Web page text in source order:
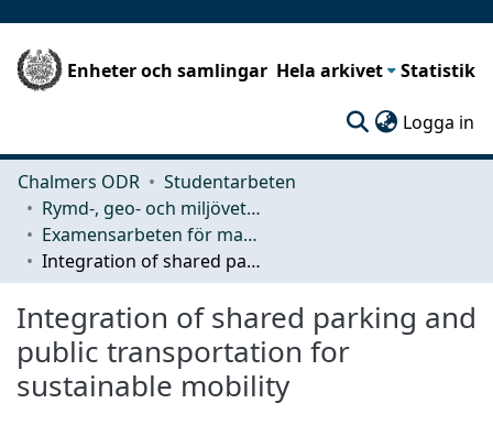
Enheter och samlingar Hela arkivet Statistik
Logga in
Chalmers ODR
Studentarbeten
Rymd-, geo- och miljövetenskap (SEE)
Examensarbeten för masterexamen
Integration of shared parking and public transportation for sustainable mobility
Integration of shared parking and
public transportation for
sustainable mobility